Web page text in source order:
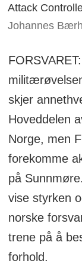
Attack
Johannes
skjer
Hoveddelen
Norge, men
forekomme
på
vise styrken
norske
trene på å
forhold.